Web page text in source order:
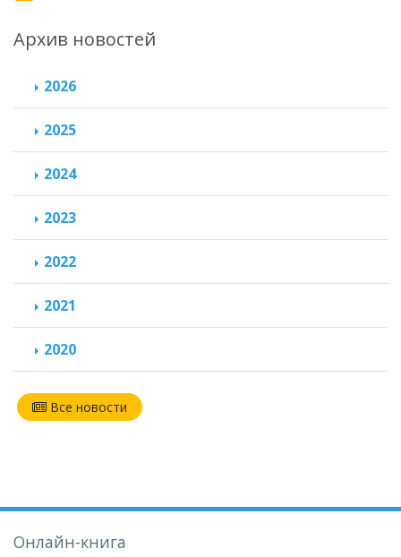
Архив новостей
2026
2025
2024
2023
2022
2021
2020
Все новости
Онлайн-книга